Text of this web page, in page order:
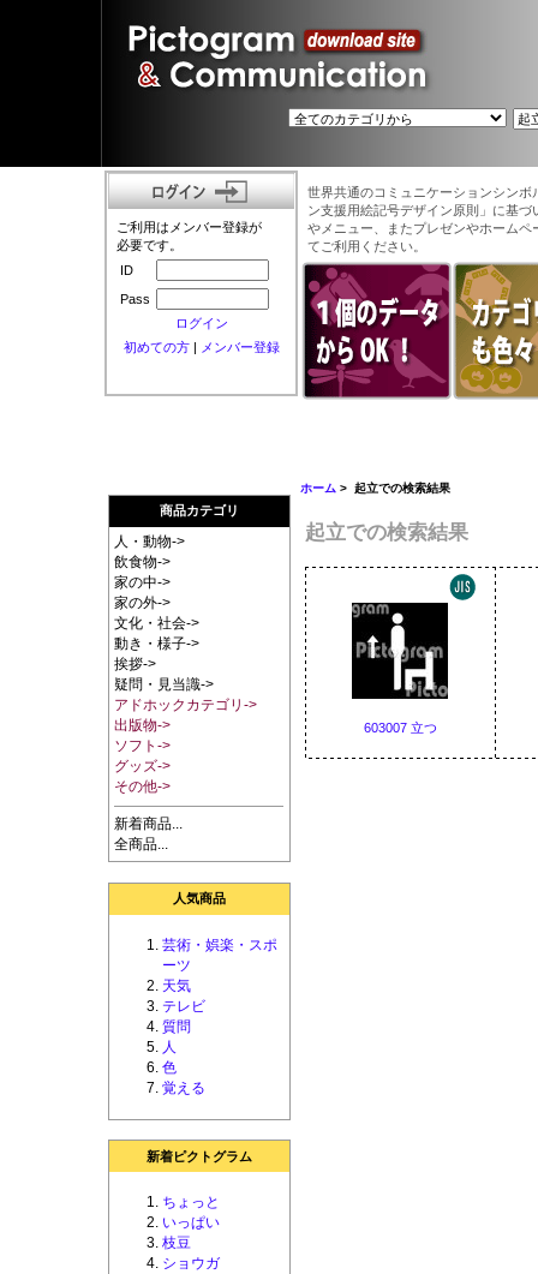
ご利用はメンバー登録が
必要です。
ID
Pass
ログイン
初めての方| メンバー登録
世界共通のコミュニケーションシン
ン支援用絵記号デザイン原則」に基
やメニュー、またプレゼンやホーム
てご利用ください。
商品カテゴリ
人・動物->
飲食物->
家の中->
家の外->
文化・社会->
動き・様子->
挨拶->
疑問・見当識->
アドホックカテゴリ->
出版物->
ソフト->
グッズ->
その他->
新着商品...
全商品...
人気商品
芸術・娯楽・スポ
ーツ
天気
テレビ
質問
人
色
覚える
新着ピクトグラム
ちょっと
いっぱい
枝豆
ショウガ
ホーム > 起立での検索結果
起立での検索結果
603007 立つ